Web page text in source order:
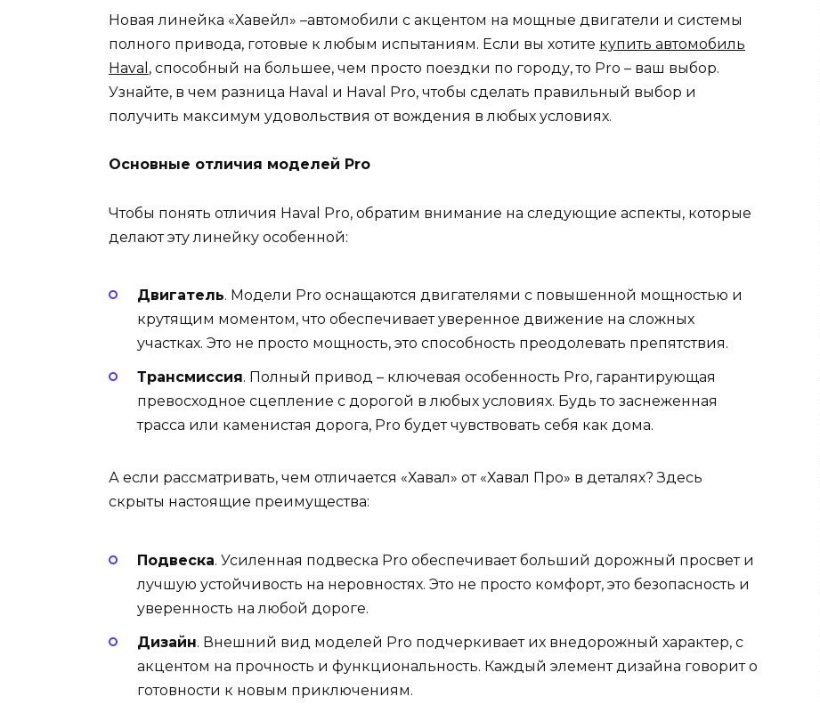
Новая линейка «Хавейл» –автомобили с акцентом на мощные двигатели и системы
полного привода, готовые к любым испытаниям. Если вы хотите купить автомобиль
Haval , способный на большее, чем просто поездки по городу, то Pro – ваш выбор.
Узнайте, в чем разница Haval и Haval Pro, чтобы сделать правильный выбор и
получить максимум удовольствия от вождения в любых условиях.
Основные отличия моделей Pro
Чтобы понять отличия Haval Pro, обратим внимание на следующие аспекты, которые
делают эту линейку особенной:
Двигатель. Модели Pro оснащаются двигателями с повышенной мощностью и
крутящим моментом, что обеспечивает уверенное движение на сложных
участках. Это не просто мощность, это способность преодолевать препятствия.
Трансмиссия. Полный привод – ключевая особенность Pro, гарантирующая
превосходное сцепление с дорогой в любых условиях. Будь то заснеженная
трасса или каменистая дорога, Pro будет чувствовать себя как дома.
А если рассматривать, чем отличается «Хавал» от «Хавал Про» в деталях? Здесь
скрыты настоящие преимущества:
Подвеска. Усиленная подвеска Pro обеспечивает больший дорожный просвет и
лучшую устойчивость на неровностях. Это не просто комфорт, это безопасность и
уверенность на любой дороге.
Дизайн. Внешний вид моделей Pro подчеркивает их внедорожный характер, с
акцентом на прочность и функциональность. Каждый элемент дизайна говорит о
готовности к новым приключениям.